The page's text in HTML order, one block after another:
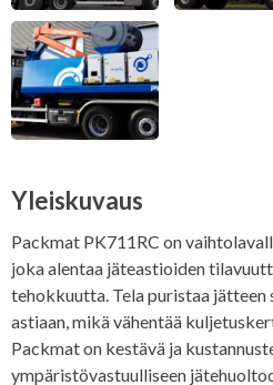
Yleiskuvaus
Packmat PK711RC on
joka alentaa jäteastioiden
tehokkuutta. Tela puristaa jätteen
astiaan, mikä vähentää
Packmat on kestävä ja
ympäristövastuulliseen